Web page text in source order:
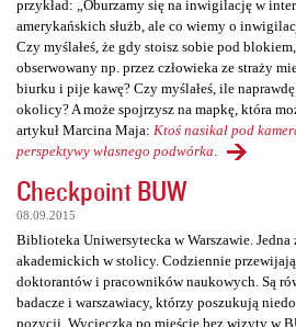
przykład: „Oburzamy się na inwigilację w
amerykańskich służb, ale co wiemy o
Czy myślałeś, że gdy stoisz sobie pod
obserwowany np. przez człowieka ze straży
biurku i pije kawę? Czy myślałeś, ile
okolicy? A może spojrzysz na mapkę, która
artykuł Marcina Maja: Ktoś nasikał pod
perspektywy własnego podwórka
Checkpoint BUW
08.09.2015
Biblioteka Uniwersytecka w Warszawie.
akademickich w stolicy. Codziennie
doktorantów i pracowników naukowych. Są
badacze i warszawiacy, którzy poszukują
pozycji. Wycieczka po mieście bez wizyty w